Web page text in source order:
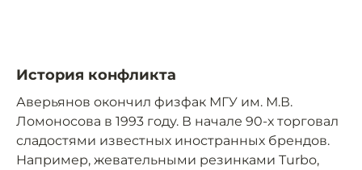
История конфликта
Аверьянов окончил физфак МГУ им. М.В.
Ломоносова в 1993 году. В начале 90-х торговал
сладостями известных иностранных брендов.
Например, жевательными резинками Turbo,